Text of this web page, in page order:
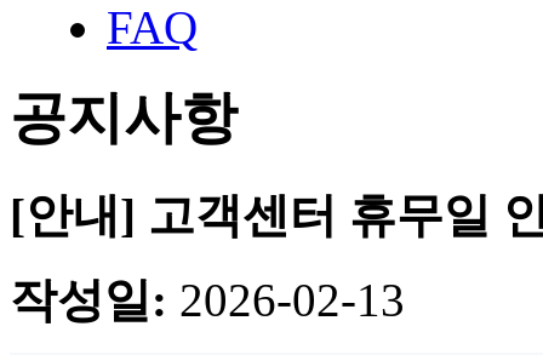
FAQ
공지사항
[안내] 고객센터 휴무일
작성일: 2026-02-13